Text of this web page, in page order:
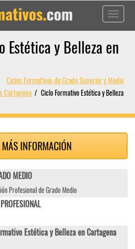
Toggle
Estética y Belleza en
Ciclos Formativos de Grado Superior y Medio
Cartagena
Ciclo Formativo Estética y Belleza
INFORMACIÓN
MEDIO
Profesional de Grado Medio
Estética y Belleza en Cartagena